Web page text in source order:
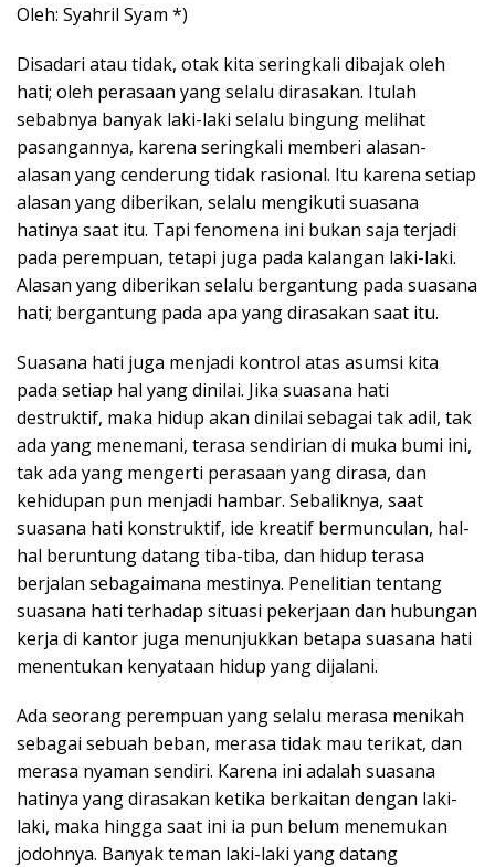
Oleh: Syahril Syam *)
Disadari atau tidak, otak kita seringkali dibajak oleh
hati; oleh perasaan yang selalu dirasakan. Itulah
sebabnya banyak laki-laki selalu bingung melihat
pasangannya, karena seringkali memberi alasan-
alasan yang cenderung tidak rasional. Itu karena setiap
alasan yang diberikan, selalu mengikuti suasana
hatinya saat itu. Tapi fenomena ini bukan saja terjadi
pada perempuan, tetapi juga pada kalangan laki-laki.
Alasan yang diberikan selalu bergantung pada suasana
hati; bergantung pada apa yang dirasakan saat itu.
Suasana hati juga menjadi kontrol atas asumsi kita
pada setiap hal yang dinilai. Jika suasana hati
destruktif, maka hidup akan dinilai sebagai tak adil, tak
ada yang menemani, terasa sendirian di muka bumi ini,
tak ada yang mengerti perasaan yang dirasa, dan
kehidupan pun menjadi hambar. Sebaliknya, saat
suasana hati konstruktif, ide kreatif bermunculan, hal-
hal beruntung datang tiba-tiba, dan hidup terasa
berjalan sebagaimana mestinya. Penelitian tentang
suasana hati terhadap situasi pekerjaan dan hubungan
kerja di kantor juga menunjukkan betapa suasana hati
menentukan kenyataan hidup yang dijalani.
Ada seorang perempuan yang selalu merasa menikah
sebagai sebuah beban, merasa tidak mau terikat, dan
merasa nyaman sendiri. Karena ini adalah suasana
hatinya yang dirasakan ketika berkaitan dengan laki-
laki, maka hingga saat ini ia pun belum menemukan
jodohnya. Banyak teman laki-laki yang datang